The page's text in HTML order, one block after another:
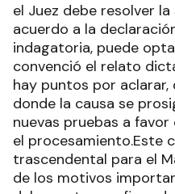
el Juez debe resolver
acuerdo a la
indagatoria, puede
convenció el relato
hay puntos por
donde la causa se
nuevas pruebas a
el procesamiento.Este
trascendental para el
de los motivos